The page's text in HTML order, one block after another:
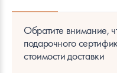
Мы в СМИ
Прайс-лист услуг
Аппаратная
Аппаратная
Обратите внимание,
подарочного
стоимости доставки